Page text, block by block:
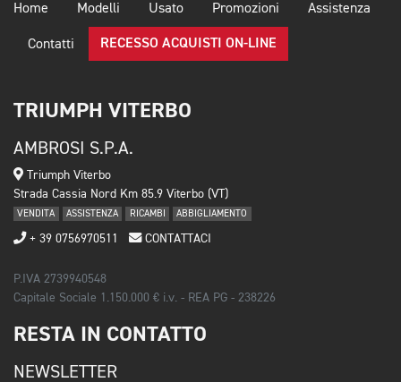
Home Modelli Usato Promozioni Assistenza
Contatti RECESSO ACQUISTI ON-LINE
TRIUMPH VITERBO
AMBROSI S.P.A.
Triumph Viterbo
Strada Cassia Nord Km 85.9 Viterbo (VT)
VENDITA ASSISTENZA RICAMBI ABBIGLIAMENTO
+ 39 0756970511 CONTATTACI
P.IVA 2739940548
Capitale Sociale 1.150.000 € i.v. - REA PG - 238226
RESTA IN CONTATTO
NEWSLETTER